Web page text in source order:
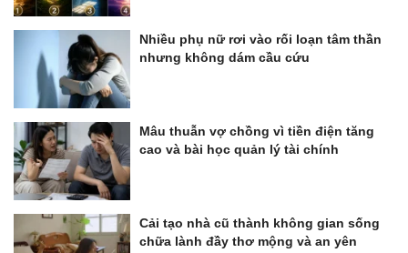
Nhiều phụ nữ rơi vào rối loạn tâm thần
nhưng không dám cầu cứu
Mâu thuẫn vợ chồng vì tiền điện tăng
cao và bài học quản lý tài chính
Cải tạo nhà cũ thành không gian sống
chữa lành đầy thơ mộng và an yên